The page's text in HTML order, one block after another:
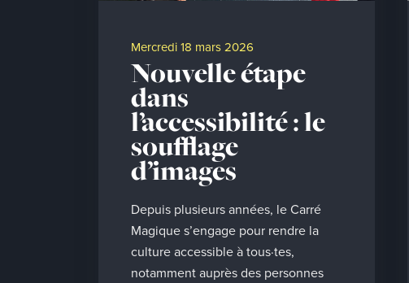
mercredi 18 mars 2026
Nouvelle étape
dans
l’accessibilité : le
soufflage
d’images
Depuis plusieurs années, le Carré
Magique s’engage pour rendre la
culture accessible à tous·tes,
notamment auprès des personnes